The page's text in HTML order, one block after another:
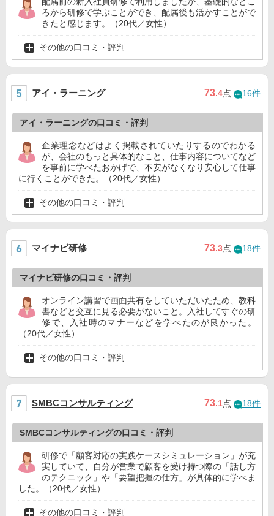
ろから研修で学ぶことができ、配属後も活かすことがで
きたと感じます。（20代／女性）
その他の口コミ・評判
アイ・ラーニング 73.4点 16件
アイ・ラーニングの口コミ・評判
企業理念などはよく掲載されていたりするのでわかる
が、会社のもっと具体的なこと、仕事内容についてなど
を事前に学べたおかげで、不安がなくなり安心して仕事
に行くことができた。（20代／女性）
その他の口コミ・評判
マイナビ研修 73.3点 18件
マイナビ研修の口コミ・評判
オンライン講習で画面共有をしていただいたため、教科
書などと交互に見る必要がないこと。入社してすぐの研
修で、入社時のマナーなどを学べたのが良かった。
（20代／女性）
その他の口コミ・評判
SMBCコンサルティング 73.1点 18件
SMBCコンサルティングの口コミ・評判
研修で「顧客対応の実践ケースシミュレーション」が充
実していて、自分が営業で顧客を受け持つ際の「話し方
のテクニック」や「要望把握の仕方」が具体的に学べま
した。（20代／女性）
その他の口コミ・評判